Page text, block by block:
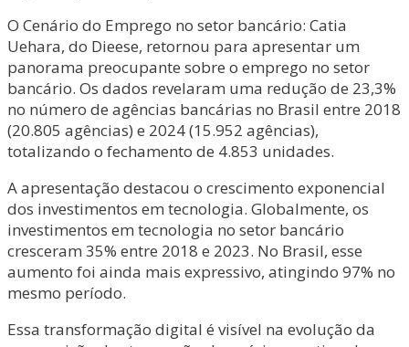
O Cenário do Emprego no setor bancário: Catia
Uehara, do Dieese, retornou para apresentar um
panorama preocupante sobre o emprego no setor
bancário. Os dados revelaram uma redução de 23,3%
no número de agências bancárias no Brasil entre 2018
(20.805 agências) e 2024 (15.952 agências),
totalizando o fechamento de 4.853 unidades.
A apresentação destacou o crescimento exponencial
dos investimentos em tecnologia. Globalmente, os
investimentos em tecnologia no setor bancário
cresceram 35% entre 2018 e 2023. No Brasil, esse
aumento foi ainda mais expressivo, atingindo 97% no
mesmo período.
Essa transformação digital é visível na evolução da